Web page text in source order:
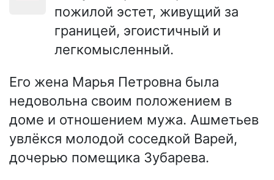
пожилой эстет, живущий за
границей, эгоистичный и
легкомысленный.
Его жена Марья Петровна была
недовольна своим положением в
доме и отношением мужа. Ашметьев
увлёкся молодой соседкой Варей,
дочерью помещика Зубарева.